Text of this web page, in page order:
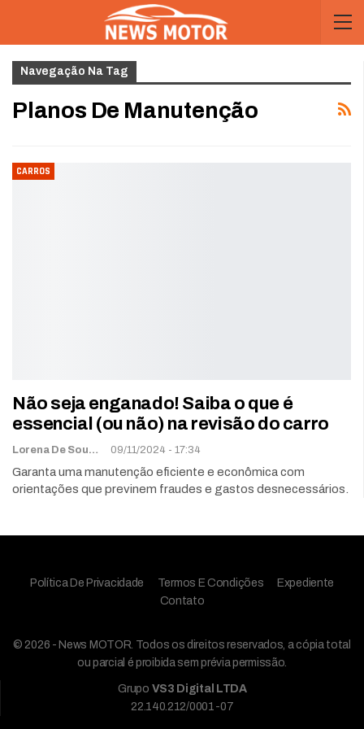
Navegação Na Tag
Planos De Manutenção
CARROS
Não seja enganado! Saiba o que é
essencial (ou não) na revisão do carro
Lorena De Sousa 09/11/2024 - 17:34
Garanta uma manutenção eficiente e econômica com
orientações que previnem fraudes e gastos desnecessários.
Política De Privacidade Termos E Condições
Expediente
Contato
© 2026 - News MOTOR. Todos os direitos reservados, a cópia total
ou parcial é proibida sem prévia permissão.
Grupo VS3 Digital LTDA
22.140.212/0001-07